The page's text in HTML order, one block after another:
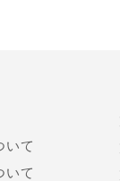
いて
いて